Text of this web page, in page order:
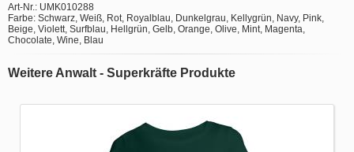
Art-Nr.: UMK010288
Farbe: Schwarz, Weiß, Rot, Royalblau, Dunkelgrau, Kellygrün, Navy, Pink,
Beige, Violett, Surfblau, Hellgrün, Gelb, Orange, Olive, Mint, Magenta,
Chocolate, Wine, Blau
Weitere Anwalt - Superkräfte Produkte